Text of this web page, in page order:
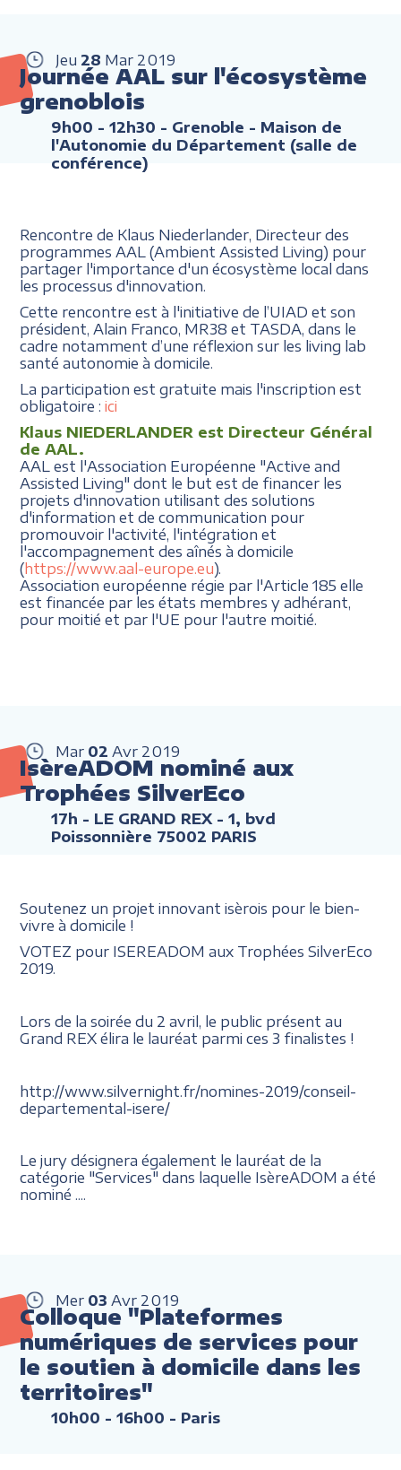
Jeu 28 Mar 2019
Journée AAL sur l'écosystème
grenoblois
9h00 - 12h30 - Grenoble - Maison de
l'Autonomie du Département (salle de
conférence)
Rencontre de Klaus Niederlander, Directeur des
programmes AAL (Ambient Assisted Living) pour
partager l'importance d'un écosystème local dans
les processus d'innovation.
Cette rencontre est à l'initiative de l’UIAD et son
président, Alain Franco, MR38 et TASDA, dans le
cadre notamment d’une réflexion sur les living lab
santé autonomie à domicile.
La participation est gratuite mais l'inscription est
obligatoire :ici
Klaus NIEDERLANDER est Directeur Général
de AAL.
AAL est l'Association Européenne "Active and
Assisted Living" dont le but est de financer les
projets d'innovation utilisant des solutions
d'information et de communication pour
promouvoir l'activité, l'intégration et
l'accompagnement des aînés à domicile
(https://www.aal-europe.eu).
Association européenne régie par l'Article 185 elle
est financée par les états membres y adhérant,
pour moitié et par l'UE pour l'autre moitié.
Mar 02 Avr 2019
IsèreADOM nominé aux
Trophées SilverEco
17h - LE GRAND REX - 1, bvd
Poissonnière 75002 PARIS
Soutenez un projet innovant isèrois pour le bien-
vivre à domicile !
VOTEZ pour ISEREADOM aux Trophées SilverEco
2019.
Lors de la soirée du 2 avril, le public présent au
Grand REX élira le lauréat parmi ces 3 finalistes !
http://www.silvernight.fr/nomines-2019/conseil-
departemental-isere/
Le jury désignera également le lauréat de la
catégorie "Services" dans laquelle IsèreADOM a été
nominé ....
Mer 03 Avr 2019
Colloque "Plateformes
numériques de services pour
le soutien à domicile dans les
territoires"
10h00 - 16h00 - Paris